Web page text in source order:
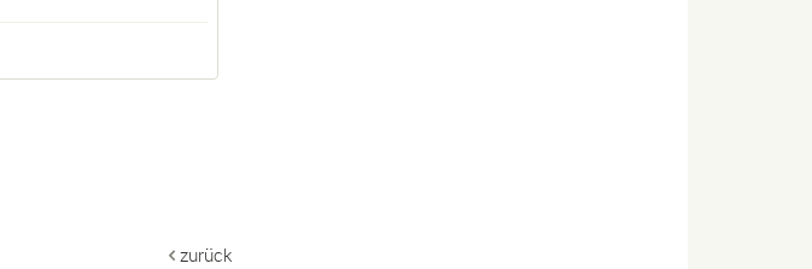
zurück